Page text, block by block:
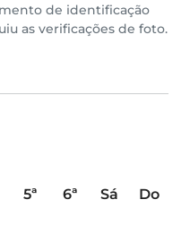
de identificação
as verificações de foto.
5ª 6ª Sá
Do